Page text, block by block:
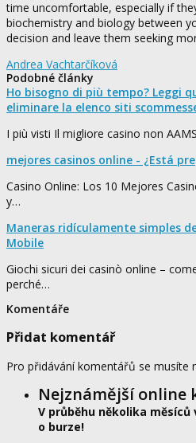
time uncomfortable, especially if
biochemistry and biology between
decision and leave them seeking
Andrea Vachtarčíková
Podobné články
Ho bisogno di più tempo? Leggi
eliminare la elenco siti
I più visti Il migliore casino non
mejores casinos online - ¿Está
Casino Online: Los 10 Mejores
y…
Maneras ridículamente simples
Mobile
Giochi sicuri dei casinò online –
perché…
Komentáře
Přidat komentář
Pro přidávání komentářů se musíte
Nejznámější online
V průběhu několika
o burze!